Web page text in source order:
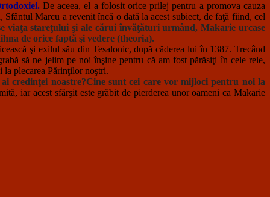
De aceea, el a folosit orice prilej pentru a promova cauza
Marcu a revenit încă o dată la acest subiect, de faţă fiind, cel
viaţa stareţului şi ale cărui învăţături urmând, Makarie urcase
de orice faptă şi vedere (theoria).
şi exilul său din Tesalonic, după căderea lui în 1387. Trecând
să ne jelim pe noi înşine pentru că am fost părăsiţi în cele rele,
la plecarea Părinţilor noştri.
credinţei noastre?Cine sunt cei care vor mijloci pentru noi la
iar acest sfârşit este grăbit de pierderea unor oameni ca Makarie